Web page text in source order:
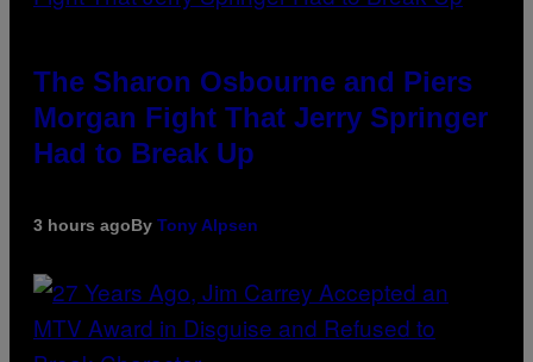
The Sharon Osbourne and Piers
Morgan Fight That Jerry Springer
Had to Break Up
3 hours agoBy Tony Alpsen